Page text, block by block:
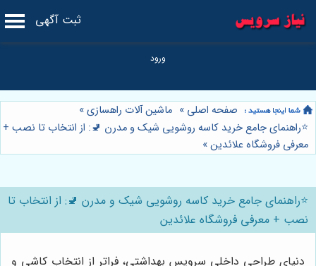
ثبت آگهی
صفحه اصلی » ماشین آلات راهسازی»
⭐️راهنمای جامع خرید کاسه روشویی شیک و مدرن 🚽: از انتخاب تا نصب +
معرفی فروشگاه علائدین»
⭐️راهنمای جامع خرید کاسه روشویی شیک و مدرن 🚽: از انتخاب تا
نصب + معرفی فروشگاه علائدین
دنیای طراحی داخلی سرویس بهداشتی، فراتر از انتخاب کاشی و